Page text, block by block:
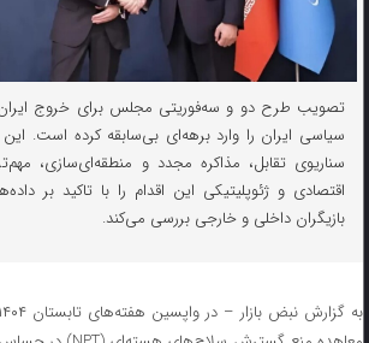
سیاسی ایران را وارد برهه‌ای بی‌سابقه کرده است.
سناریوی تقابل، مذاکره مجدد و منطقه‌ای‌سازی،
اقتصادی و ژئوپلیتیکی این اقدام را با تاکید بر
بازیگران داخلی و خارجی بررسی می‌کند.